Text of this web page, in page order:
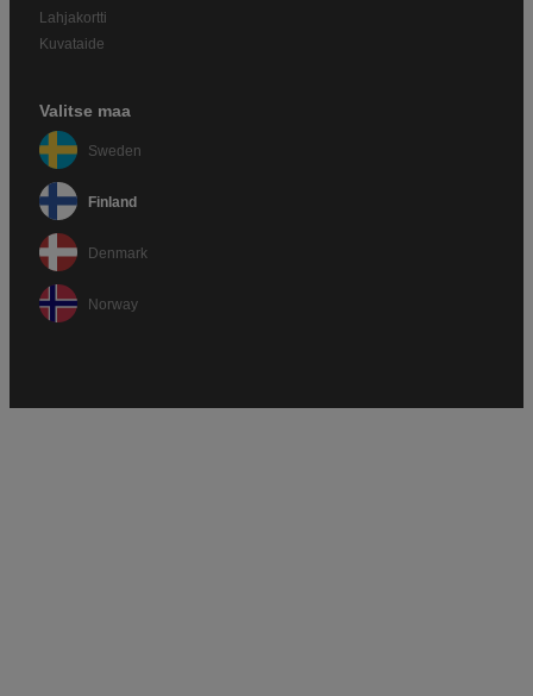
Lahjakortti
Kuvataide
Valitse maa
Sweden
Finland
Denmark
Norway